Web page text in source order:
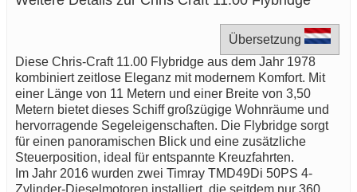
Übersetzung
Diese Chris-Craft 11.00 Flybridge aus dem Jahr 1978
kombiniert zeitlose Eleganz mit modernem Komfort. Mit
einer Länge von 11 Metern und einer Breite von 3,50
Metern bietet dieses Schiff großzügige Wohnräume und
hervorragende Segeleigenschaften. Die Flybridge sorgt
für einen panoramischen Blick und eine zusätzliche
Steuerposition, ideal für entspannte Kreuzfahrten.
Im Jahr 2016 wurden zwei Timray TMD49Di 50PS 4-
Zylinder-Dieselmotoren installiert, die seitdem nur 360